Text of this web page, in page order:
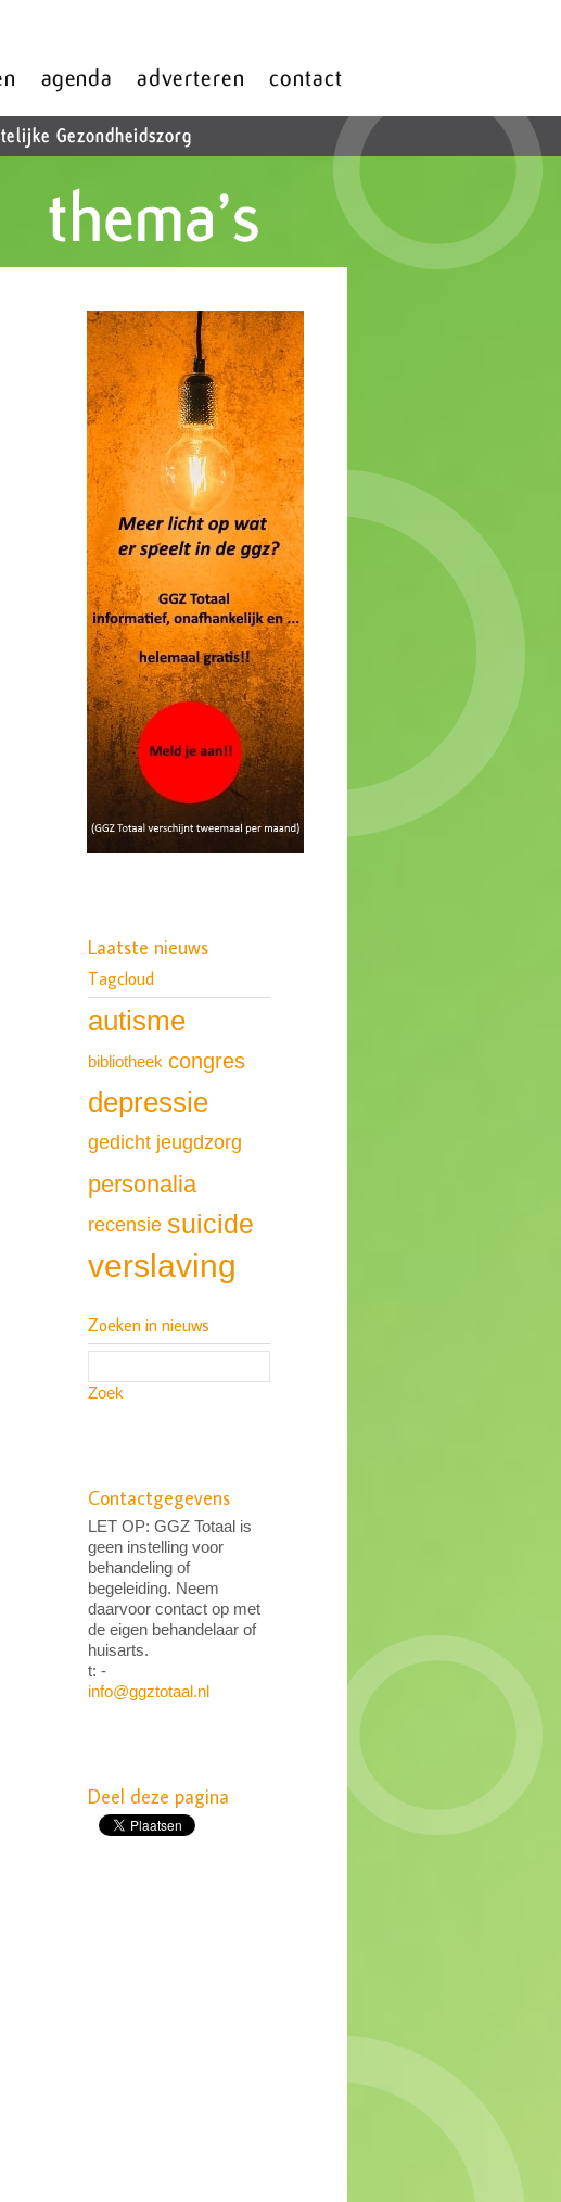
Laatste nieuws
Tagcloud
autisme
bibliotheek congres
depressie
gedicht jeugdzorg
personalia
recensie suicide
verslaving
Zoeken in nieuws
Zoek
Contactgegevens
LET OP: GGZ Totaal is
geen instelling voor
behandeling of
begeleiding. Neem
daarvoor contact op met
de eigen behandelaar of
huisarts.
t: -
info@ggztotaal.nl
Deel deze pagina